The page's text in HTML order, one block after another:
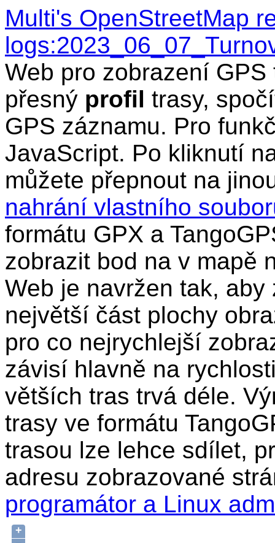
Multi's OpenStreetMap
Web pro zobrazení
přesný profil trasy,
GPS záznamu. Pro
JavaScript. Po kliknutí
můžete přepnout na
nahrání vlastního
formátu GPX a
zobrazit bod na v mapě
Web je navržen tak,
největší část plochy
pro co nejrychlejší
závisí hlavně na
větších tras trvá déle.
trasy ve formátu
trasou lze lehce sdílet,
adresu zobrazované
programátor a Linux
+